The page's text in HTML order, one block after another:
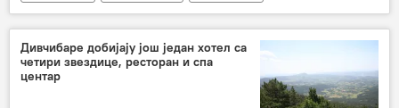
Реал Мадрид
Роман Абрамович
Лига шампиона
Дивчибаре добијају још један хотел са
четири звездице, ресторан и спа
центар